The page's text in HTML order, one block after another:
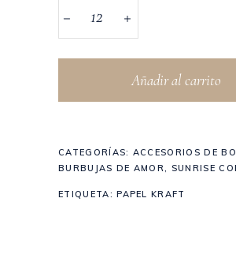
Añadir al carrito
CATEGORÍAS: ACCESORIOS DE
BURBUJAS DE AMOR, SUNRISE
ETIQUETA:PAPEL KRAFT